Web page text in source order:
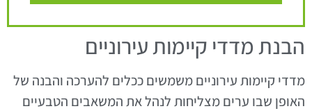
הבנת מדדי קיימות עירוניים
מדדי קיימות עירוניים משמשים ככלים להערכה והבנה של
האופן שבו ערים מצליחות לנהל את המשאבים הטבעיים